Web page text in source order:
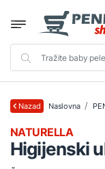
Nazad Naslovna
Higijenski
NATURELLA